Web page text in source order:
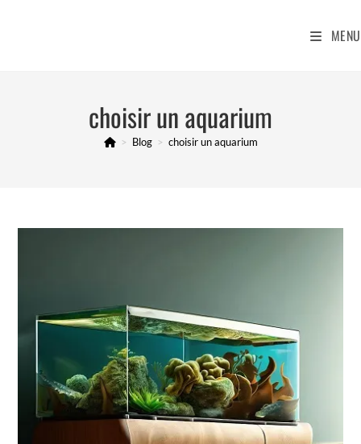
MENU
choisir un aquarium
> Blog > choisir un aquarium